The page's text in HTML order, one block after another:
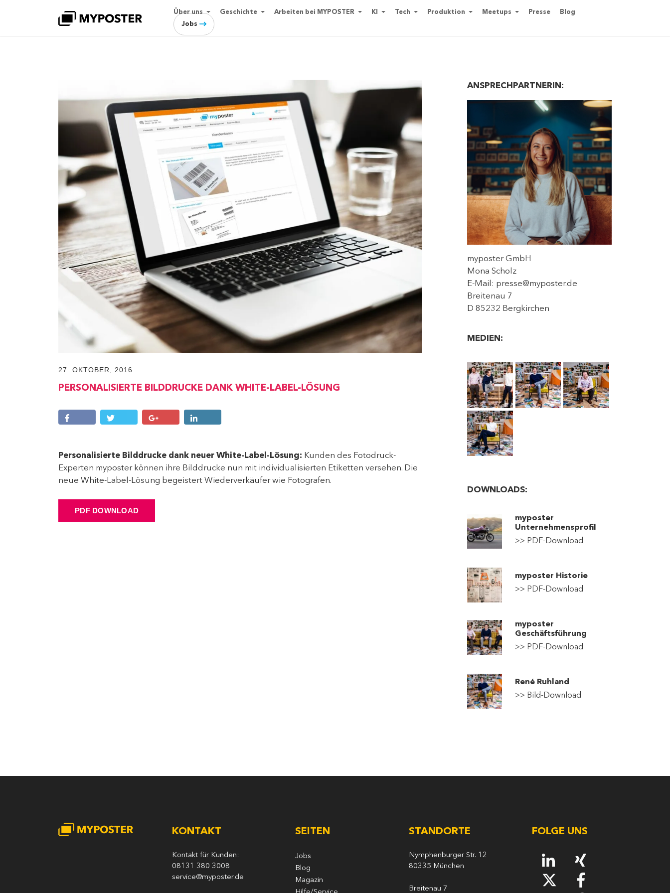
Über uns Geschichte Arbeiten bei MYPOSTER KI Tech Produktion Meetups Presse
Blog
Jobs
27. OKTOBER, 2016
PERSONALISIERTE BILDDRUCKE DANK WHITE-LABEL-LÖSUNG
Personalisierte Bilddrucke dank neuer White-Label-Lösung: Kunden des Fotodruck-
Experten myposter können ihre Bilddrucke nun mit individualisierten Etiketten versehen. Die
neue White-Label-Lösung begeistert Wiederverkäufer wie Fotografen.
PDF DOWNLOAD
ANSPRECHPARTNERIN:
myposter GmbH
Mona Scholz
E-Mail: presse@myposter.de
Breitenau 7
D 85232 Bergkirchen
MEDIEN:
DOWNLOADS:
myposter
Unternehmensprofil
>> PDF-Download
myposter Historie
>> PDF-Download
myposter
Geschäftsführung
>> PDF-Download
René Ruhland
>> Bild-Download
KONTAKT
Kontakt für Kunden:
08131 380 3008
service@myposter.de
SEITEN
Jobs
Blog
Magazin
STANDORTE
Nymphenburger Str. 12
80335 München
Breitenau 7
FOLGE UNS